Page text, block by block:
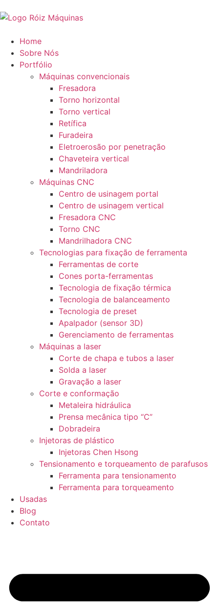
Home
Sobre Nós
Portfólio
Máquinas convencionais
Fresadora
Torno horizontal
Torno vertical
Retífica
Furadeira
Eletroerosão por penetração
Chaveteira vertical
Mandriladora
Máquinas CNC
Centro de usinagem portal
Centro de usinagem vertical
Fresadora CNC
Torno CNC
Mandrilhadora CNC
Tecnologias para fixação de ferramenta
Ferramentas de corte
Cones porta-ferramentas
Tecnologia de fixação térmica
Tecnologia de balanceamento
Tecnologia de preset
Apalpador (sensor 3D)
Gerenciamento de ferramentas
Máquinas a laser
Corte de chapa e tubos a laser
Solda a laser
Gravação a laser
Corte e conformação
Metaleira hidráulica
Prensa mecânica tipo “C”
Dobradeira
Injetoras de plástico
Injetoras Chen Hsong
Tensionamento e torqueamento de parafusos
Ferramenta para tensionamento
Ferramenta para torqueamento
Usadas
Blog
Contato